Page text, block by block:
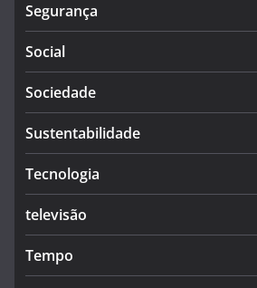
Segurança
Social
Sociedade
Sustentabilidade
Tecnologia
televisão
Tempo